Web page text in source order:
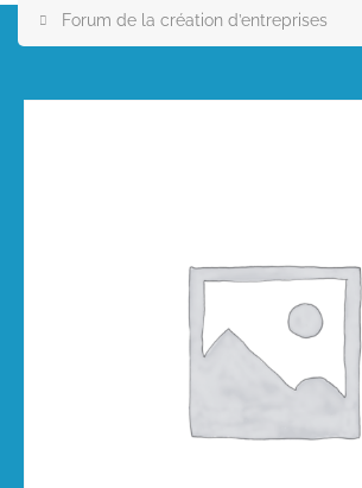
Forum de la création d’entreprises